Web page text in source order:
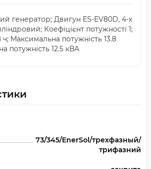
генератор; Двигун ES-EV80D, 4-х
Коефіцієнт потужності 1;
Максимальна потужність 13.8
потужність 12.5 кВА
73/345/EnerSol/трехфазный/
трифазний